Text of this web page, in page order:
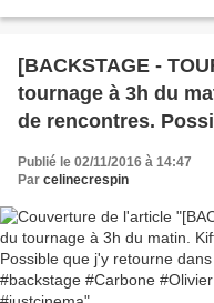
[BACKSTAGE -
tournage à 3h du
de rencontres.
quelques jours \o/
#Carbone
Publié le 02/11/2016 à 14:47
Par celinecrespin